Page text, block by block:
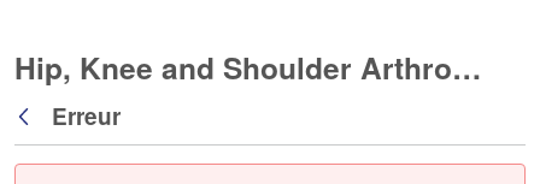
Hip, Knee and Shoulder Arthroplasty
Retour
Erreur